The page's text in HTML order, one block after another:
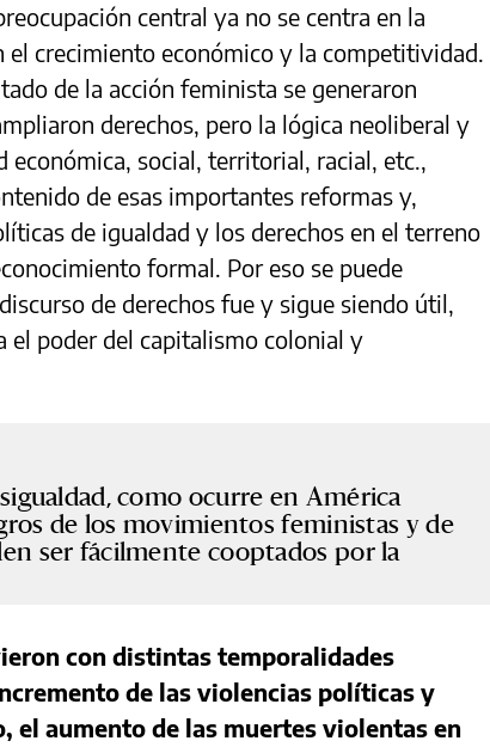
central ya no se centra en la
el crecimiento económico y la competitividad.
de la acción feminista se generaron
derechos, pero la lógica neoliberal y
económica, social, territorial, racial, etc.,
de esas importantes reformas y,
de igualdad y los derechos en el terreno
formal. Por eso se puede
de derechos fue y sigue siendo útil,
el poder del capitalismo colonial y
como ocurre en América
de los movimientos feministas y de
ser fácilmente cooptados por la
con distintas temporalidades
de las violencias políticas y
el aumento de las muertes violentas en